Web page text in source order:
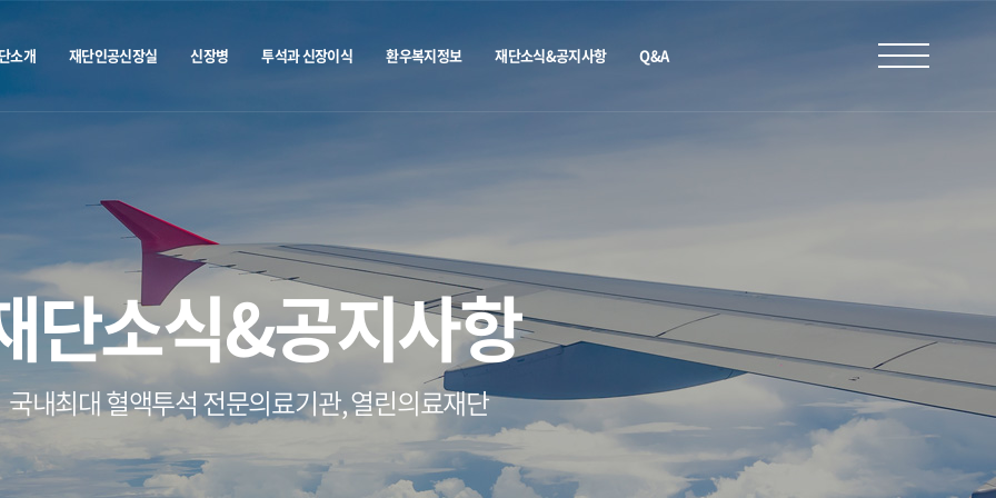
소개 재단인공신장실 신장병 투석과 신장이식 환우복지정보 재단소식&공지사항 Q&A
단소식&공지사항
국내최대 혈액투석 전문의료기관, 열린의료재단